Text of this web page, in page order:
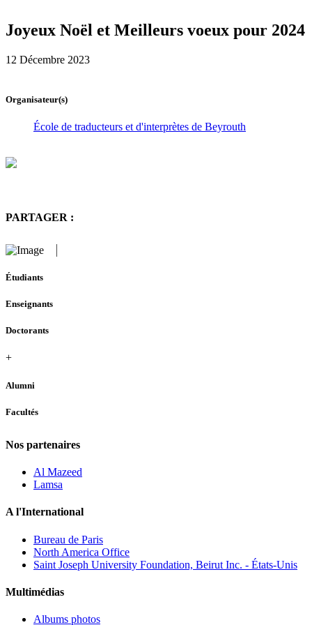
Joyeux Noël et Meilleurs voeux pour 2024
12 Décembre 2023
Organisateur(s)
École de traducteurs et d'interprètes de Beyrouth
PARTAGER :
Étudiants
Enseignants
Doctorants
+
Alumni
Facultés
Nos partenaires
Al Mazeed
Lamsa
A l'International
Bureau de Paris
North America Office
Saint Joseph University Foundation, Beirut Inc. - États-Unis
Multimédias
Albums photos